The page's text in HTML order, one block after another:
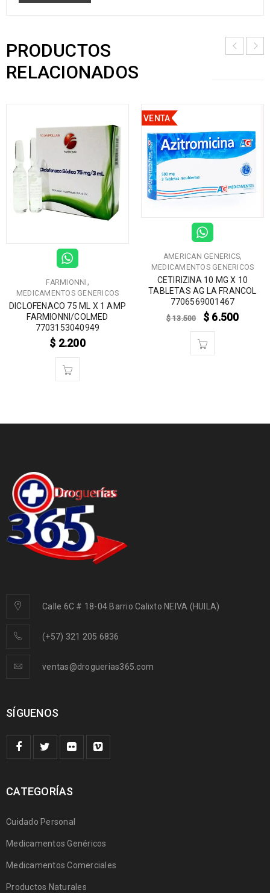
PRODUCTOS
RELACIONADOS
FARMIONNI ,
MEDICAMENTOS GENERICOS
DICLOFENACO 75 ML X 1 AMP
FARMIONNI/COLMED
7703153040949
$ 2.200
VENTA
AMERICAN GENERICS,
MEDICAMENTOS GENERICOS
CETIRIZINA 10 MG X 10
TABLETAS AG LA FRANCOL
7706569001467
$13.500 $ 6.500
Calle 6C # 18-04 Barrio Calixto NEIVA (HUILA)
(+57) 321 205 6836
ventas@droguerias365.com
SÍGUENOS
CATEGORÍAS
Cuidado Personal
Medicamentos Genéricos
Medicamentos Comerciales
Productos Naturales